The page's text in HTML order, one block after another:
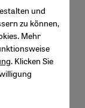
und
zu können,
Mehr
. Klicken Sie